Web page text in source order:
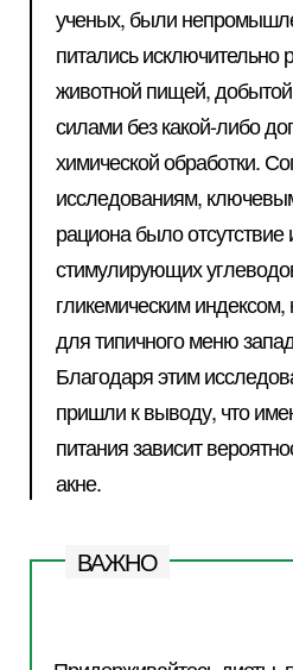
ученых, были
питались исключительно
животной пищей,
силами без какой-либо
химической обработки.
исследованиям,
рациона было отсутствие
стимулирующих
гликемическим
для типичного меню
Благодаря этим
пришли к выводу, что
питания зависит
акне.
ВАЖНО